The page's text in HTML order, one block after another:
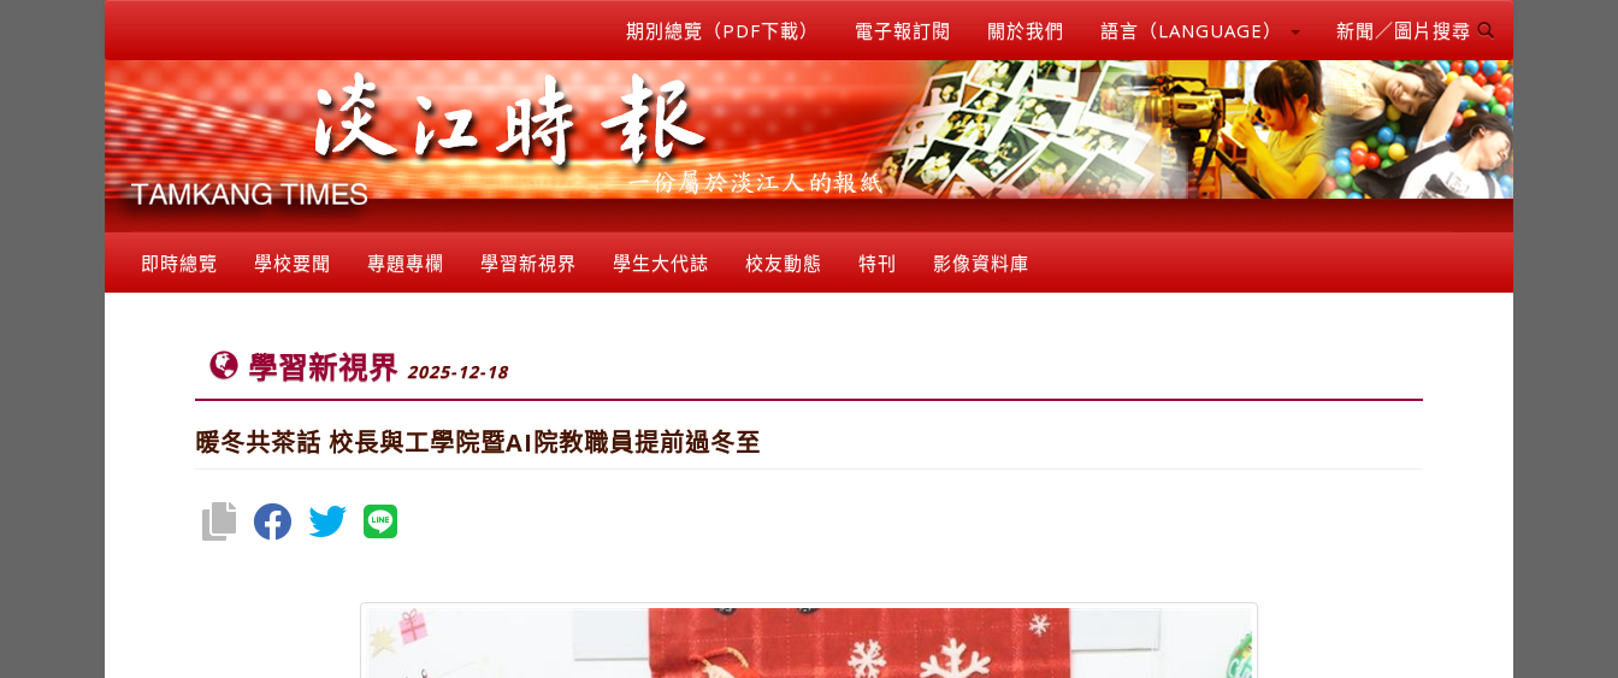
期別總覽（PDF下載） 電子報訂閱 關於我們 語言（LANGUAGE） 新聞／圖片搜尋
即時總覽 學校要聞 專題專欄 學習新視界 學生大代誌 校友動態 特刊 影像資料庫
學習新視界 2025-12-18
暖冬共茶話 校長與工學院暨AI院教職員提前過冬至